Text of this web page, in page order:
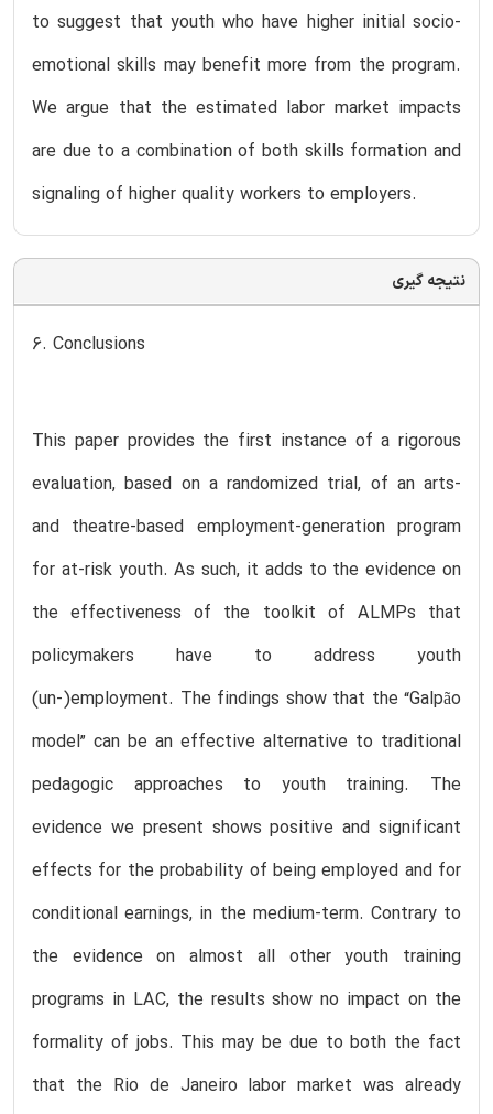
to suggest that youth who have higher initial socio-
emotional skills may benefit more from the program.
We argue that the estimated labor market impacts
are due to a combination of both skills formation and
signaling of higher quality workers to employers.
نتیجه گیری
6. Conclusions
This paper provides the first instance of a rigorous
evaluation, based on a randomized trial, of an arts-
and theatre-based employment-generation program
for at-risk youth. As such, it adds to the evidence on
the effectiveness of the toolkit of ALMPs that
policymakers have to address youth
(un-)employment. The findings show that the “Galpão
model” can be an effective alternative to traditional
pedagogic approaches to youth training. The
evidence we present shows positive and significant
effects for the probability of being employed and for
conditional earnings, in the medium-term. Contrary to
the evidence on almost all other youth training
programs in LAC, the results show no impact on the
formality of jobs. This may be due to both the fact
that the Rio de Janeiro labor market was already